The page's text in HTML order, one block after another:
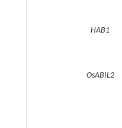
HAB1
OsABIL2